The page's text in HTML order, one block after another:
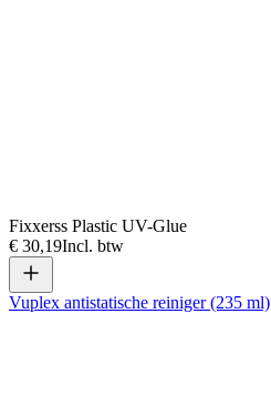
Fixxerss Plastic UV-Glue
€ 30,19Incl. btw
Vuplex antistatische reiniger (235 ml)